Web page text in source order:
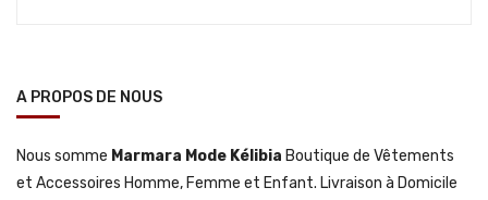
A PROPOS DE NOUS
Nous somme Marmara Mode Kélibia Boutique de Vêtements
et Accessoires Homme, Femme et Enfant. Livraison à Domicile